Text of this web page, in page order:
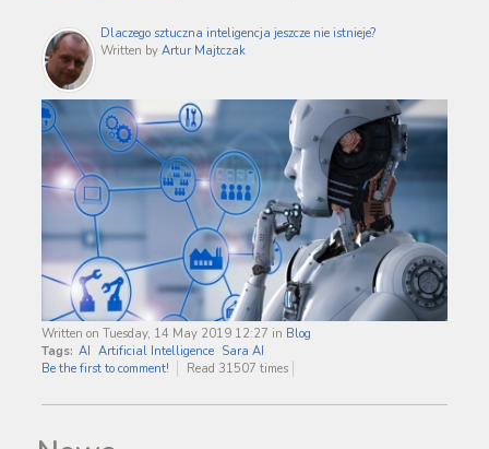
Dlaczego sztuczna inteligencja jeszcze nie istnieje?
Written by Artur Majtczak
Written on Tuesday, 14 May 2019 12:27 in Blog
Tags: AI Artificial Intelligence Sara AI
Be the first to comment!
Read 31507 times